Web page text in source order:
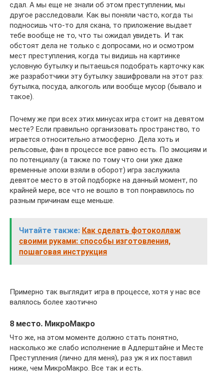
сдал. А мы еще не знали об этом преступлении, мы
другое расследовали. Как вы поняли часто, когда ты
подносишь что-то для скана, то приложение выдает
тебе вообще не то, что ты ожидал увидеть. И так
обстоят дела не только с допросами, но и осмотром
мест преступления, когда ты видишь на картинке
условную бутылку и пытаешься подобрать карточку как
же разработчики эту бутылку зашифровали на этот раз:
бутылка, посуда, алкоголь или вообще мусор (бывало и
такое).
Почему же при всех этих минусах игра стоит на девятом
месте? Если правильно организовать пространство, то
играется относительно атмосферно. Дела хоть и
рельсовые, фан в процессе все равно есть. По эмоциям и
по потенциалу (а также по тому что они уже даже
временные эпохи взяли в оборот) игра заслужила
девятое место в этой подборке на данный момент, по
крайней мере, все что не вошло в топ понравилось по
разным причинам еще меньше.
Читайте также: Как сделать фотоколлаж
своими руками: способы изготовления,
пошаговая инструкция
Примерно так выглядит игра в процессе, хотя у нас все
валялось более хаотично
8 место. МикроМакро
Что же, на этом моменте должно стать понятно,
насколько же слабо исполнение в Адлерштайне и Месте
Преступления (лично для меня), раз уж я их поставил
ниже, чем МикроМакро. Все так и есть.